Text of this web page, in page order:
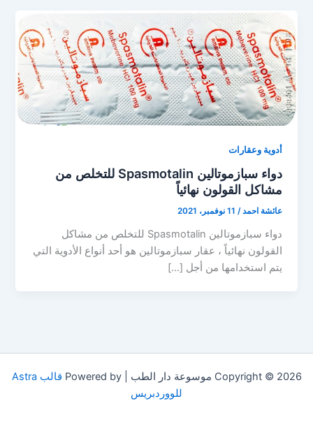
أدوية وعقارات
دواء سبازموتالين Spasmotalin للتخلص من
مشاكل القولون نهائياً
عائشة احمد/ 11 نوفمبر، 2021
دواء سبازموتالين Spasmotalin للتخلص من مشاكل
القولون نهائياً ، عقار سبازموتالين هو أحد أنواع الأدوية التي
يتم استخدامها من أجل […]
Copyright © 2026 موسوعة دار الطب | Powered by
قالب Astra
للووردبريس